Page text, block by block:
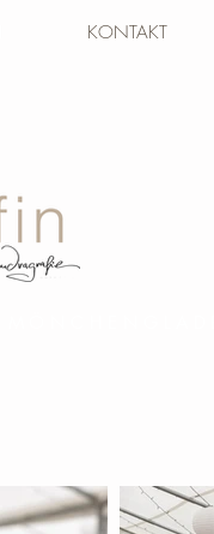
KONTAKT